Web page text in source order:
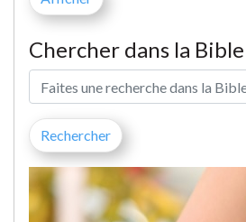
Chercher dans la Bible